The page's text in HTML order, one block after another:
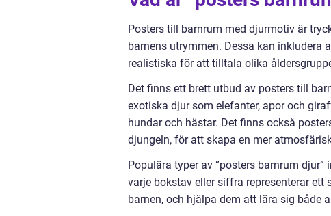
Posters till barnrum med djurmotiv är
barnens utrymmen. Dessa kan
realistiska för att tilltala olika
Det finns ett brett utbud av posters till
exotiska djur som elefanter, apor och
hundar och hästar. Det finns också
djungeln, för att skapa en mer
Populära typer av ”posters barnrum
varje bokstav eller siffra representerar
barnen, och hjälpa dem att lära sig både